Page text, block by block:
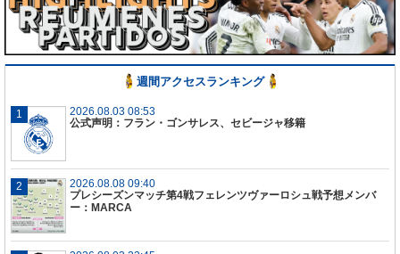
る。チェルシーは僕たちよりも優れていたと思う
し、良いプレーだった。
敗北の痛み
もう次の試合について考えなければいけない。多く
の怪我人、新型コロナウイルス、無観客などのあっ
たシーズンを過ごした後、決勝に到着するのが重要
なことだったので悲しいが、僕たちは勝利を目指し
た。でもチェルシーの方が優れていたし、もう悲し
んでなどいられない。セビージャ戦のことを考える
必要がある。
チャンピオンズリーグ敗退
週間アクセスランキング
2026.08.03 08:53
公式声明：フラン・ゴンサレス、セビージャ移籍
2026.08.08 09:40
プレシーズンマッチ第4戦フェレンツヴァーロシュ戦予想メンバ
ー：MARCA